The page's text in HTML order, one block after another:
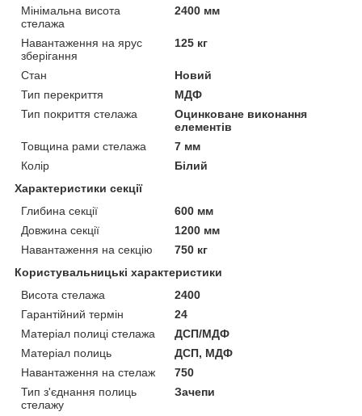
Мінімальна висота
стелажа
2400 мм
Навантаження на ярус
зберігання
125 кг
Стан
Новий
Тип перекриття
МДФ
Тип покриття стелажа
Оцинковане виконання
елементів
Товщина рами стелажа
7 мм
Колір
Білий
Характеристики секції
Глибина секції
600 мм
Довжина секції
1200 мм
Навантаження на секцію
750 кг
Користувальницькі характеристики
Висота стелажа
2400
Гарантійний термін
24
Матеріал полиці стелажа
ДСП/МДФ
Матеріал полиць
ДСП, МДФ
Навантаження на стелаж
750
Тип з'єднання полиць
стелажу
Зачепи